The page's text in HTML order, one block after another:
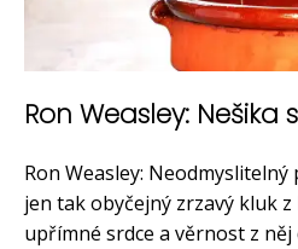
Ron Weasley:
Ron Weasley:
jen tak obyčejný zrzavý kluk
upřímné srdce a věrnost z